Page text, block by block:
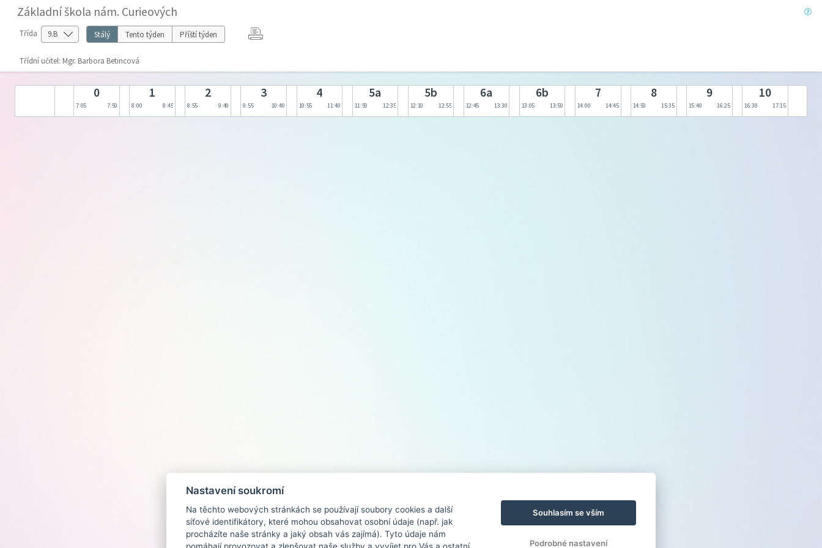
Základní škola nám. Curieových
Třída Stálý Tento týden Příští týden
Třídní učitel: Mgr. Barbora Betincová
0
7:05 7:50
1
8:00 8:45
2
8:55 9:40
3
9:55 10:40
4
10:55 11:40
5a
11:50 12:35
5b
12:10 12:55
6a
12:45 13:30
6b
13:05 13:50
7
14:00 14:45
8
14:50 15:35
9
15:40 16:25
10
16:30 17:15
Nastavení soukromí
Na těchto webových stránkách se používají soubory cookies a další
síťové identifikátory, které mohou obsahovat osobní údaje (např. jak
procházíte naše stránky a jaký obsah vás zajímá). Tyto údaje nám
Souhlasím se vším
Podrobné nastavení